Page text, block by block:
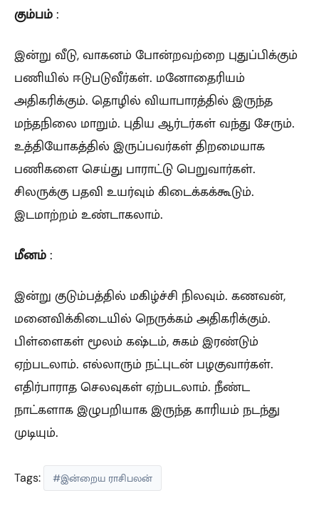
கும்பம் :
இன்று வீடு, வாகனம் போன்றவற்றை புதுப்பிக்கும்
பணியில் ஈடுபடுவீர்கள். மனோதைரியம்
அதிகரிக்கும். தொழில் வியாபாரத்தில் இருந்த
மந்தநிலை மாறும். புதிய ஆர்டர்கள் வந்து சேரும்.
உத்தியோகத்தில் இருப்பவர்கள் திறமையாக
பணிகளை செய்து பாராட்டு பெறுவார்கள்.
சிலருக்கு பதவி உயர்வும் கிடைக்கக்கூடும்.
இடமாற்றம் உண்டாகலாம்.
மீனம் :
இன்று குடும்பத்தில் மகிழ்ச்சி நிலவும். கணவன்,
மனைவிக்கிடையில் நெருக்கம் அதிகரிக்கும்.
பிள்ளைகள் மூலம் கஷ்டம், சுகம் இரண்டும்
ஏற்படலாம். எல்லாரும் நட்புடன் பழகுவார்கள்.
எதிர்பாராத செலவுகள் ஏற்படலாம். நீண்ட
நாட்களாக இழுபறியாக இருந்த காரியம் நடந்து
முடியும்.
Tags: #இன்றைய ராசிபலன்